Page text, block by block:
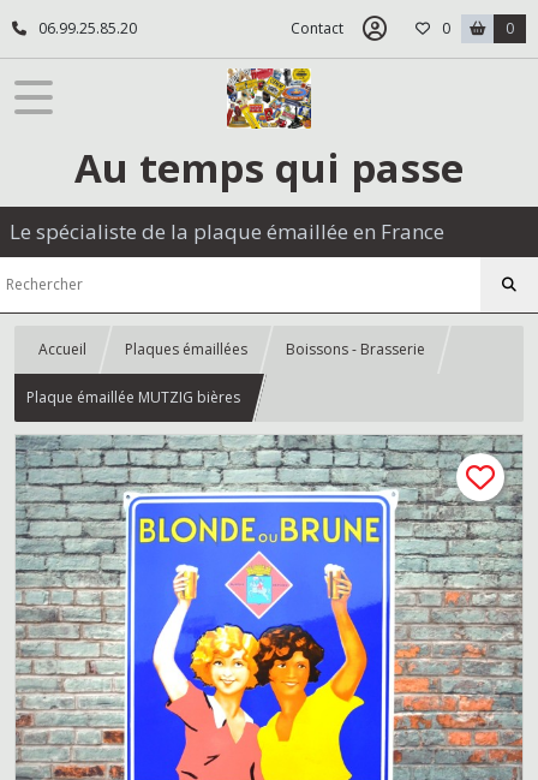
06.99.25.85.20 Contact 0 0
Au temps qui passe
Le spécialiste de la plaque émaillée en France
Accueil Plaques émaillées Boissons - Brasserie
Plaque émaillée MUTZIG bières